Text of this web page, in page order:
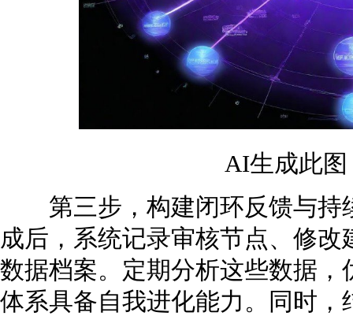
AI生成此
第三步，构建闭环反馈与持
成后，系统记录审核节点、修
数据档案。定期分析这些数据
体系具备自我进化能力。同时